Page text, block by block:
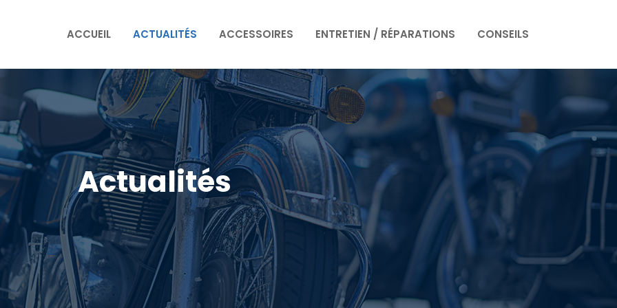
ACCUEIL ACTUALITÉS ACCESSOIRES ENTRETIEN / RÉPARATIONS CONSEILS
Actualités